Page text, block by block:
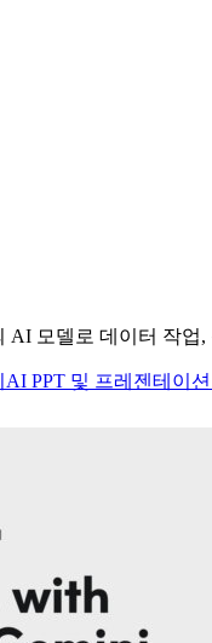
AI 모델로 데이터 작
AI PPT 및 프레젠테이